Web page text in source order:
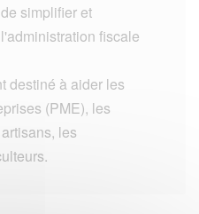
simplifier et
fiscale
destiné à aider les
(PME), les
les